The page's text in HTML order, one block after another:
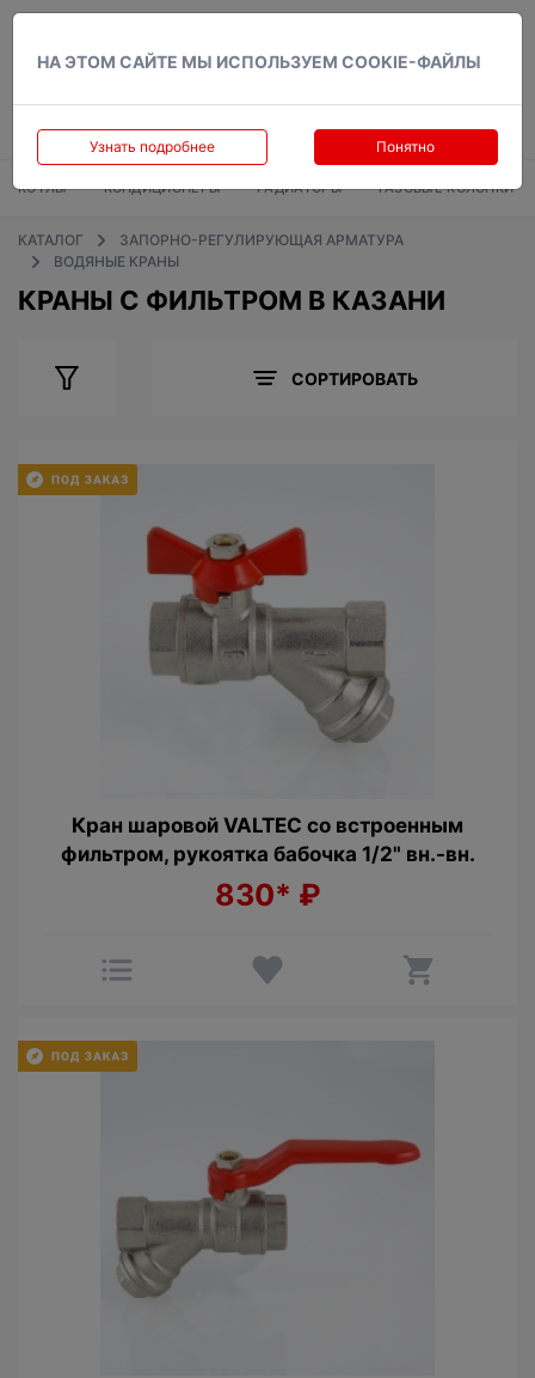
НА ЭТОМ САЙТЕ МЫ ИСПОЛЬЗУЕМ COOKIE-ФАЙЛЫ
Узнать подробнее Понятно
КОТЛЫ КОНДИЦИОНЕРЫ РАДИАТОРЫ ГАЗОВЫЕ КОЛОНКИ
КАТАЛОГ
ЗАПОРНО-РЕГУЛИРУЮЩАЯ АРМАТУРА
ВОДЯНЫЕ КРАНЫ
КРАНЫ С ФИЛЬТРОМ В КАЗАНИ
СОРТИРОВАТЬ
Кран шаровой VALTEC со встроенным
фильтром, рукоятка бабочка 1/2" вн.-вн.
830* ₽